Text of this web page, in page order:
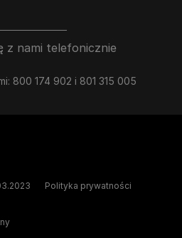
z nami telefonicznie
800 174 902 i 801 315 005
Polityka prywatności